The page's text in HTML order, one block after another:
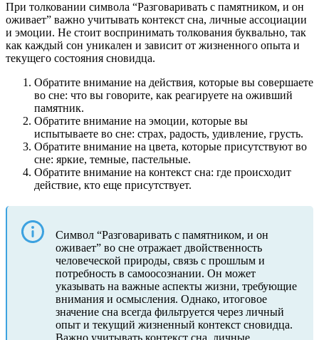
При толковании символа “Разговаривать с памятником, и он
оживает” важно учитывать контекст сна, личные ассоциации
и эмоции. Не стоит воспринимать толкования буквально, так
как каждый сон уникален и зависит от жизненного опыта и
текущего состояния сновидца.
Обратите внимание на действия, которые вы совершаете
во сне: что вы говорите, как реагируете на оживший
памятник.
Обратите внимание на эмоции, которые вы
испытываете во сне: страх, радость, удивление, грусть.
Обратите внимание на цвета, которые присутствуют во
сне: яркие, темные, пастельные.
Обратите внимание на контекст сна: где происходит
действие, кто еще присутствует.
Символ “Разговаривать с памятником, и он
оживает” во сне отражает двойственность
человеческой природы, связь с прошлым и
потребность в самоосознании. Он может
указывать на важные аспекты жизни, требующие
внимания и осмысления. Однако, итоговое
значение сна всегда фильтруется через личный
опыт и текущий жизненный контекст сновидца.
Важно учитывать контекст сна, личные